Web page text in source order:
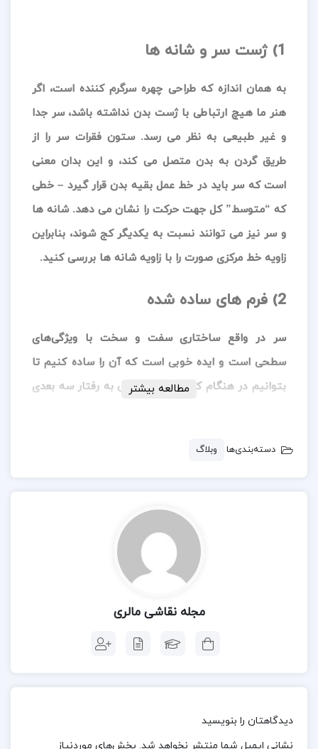
1) ژست سر و شانه ها
به همان اندازه که طراحی چهره سرگرم کننده است، اگر
هنر ما هیچ ارتباطی با ژست بدن نداشته باشد، سر جدا
و غیر طبیعی به نظر می رسد. ستون فقرات سر را از
طریق گردن به بدن متصل می کند، و این بدان معنی
است که سر باید در خط عمل بقیه بدن قرار گیرد – خطی
که “متوسط” کل جهت حرکت را نشان می دهد. شانه ها
و سر نیز می توانند نسبت به یکدیگر کج شوند، بنابراین
زاویه خط مرکزی صورت را با زاویه شانه ها بررسی کنید.
2) فرم های ساده شده
سر در واقع ساختاری سفت و سخت با ویژگی‌های
سطحی است و ایده خوبی است که آن را ساده کنیم تا
بتوانیم در هنگام کج شدن و چرخش به رفتار سه بعدی
تقریب زد! در اینجا من از یک توپ برای بالای سر و یک
توپ مفید هستند زیرا هر خطی که روی یک کره کشیده
می‌شود به سطح آن منحنی می‌شود و به توصیف گردی
جمجمه کمک می‌کند.
هنگام قرار دادن ویژگی ها، قرار دادن یک خط کش کمک
برای مشخص کردن محل قرارگیری ابروها استفاده کرد، در
مطالعه بیشتر
دسته‌بندی‌ها وبلاگ
مجله نقاشی مالری
دیدگاهتان را بنویسید
نشانی ایمیل شما منتشر نخواهد شد. بخش‌های موردنیاز